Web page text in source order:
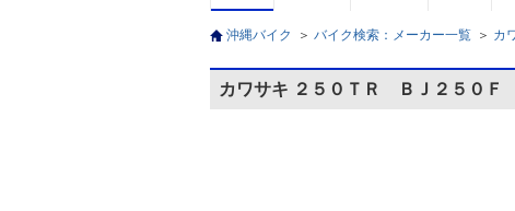
沖縄バイク ＞ バイク検索：メーカー一覧 ＞ カ
カワサキ ２５０ＴＲ ＢＪ２５０